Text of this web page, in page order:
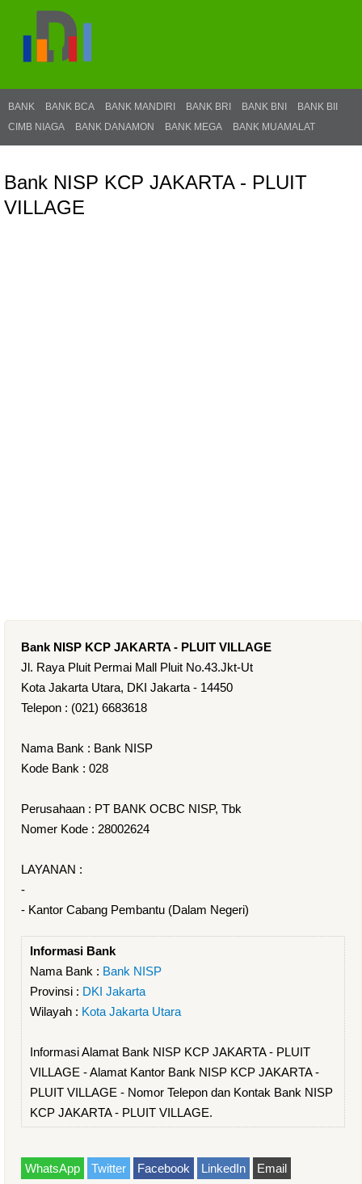
BANK BANK BCA BANK MANDIRI BANK BRI BANK BNI
BANK BII
CIMB NIAGA
BANK DANAMON BANK MEGA BANK MUAMALAT
Bank NISP KCP JAKARTA - PLUIT
VILLAGE
Bank NISP KCP JAKARTA - PLUIT VILLAGE
Jl. Raya Pluit Permai Mall Pluit No.43.Jkt-Ut
Kota Jakarta Utara, DKI Jakarta - 14450
Telepon : (021) 6683618
Nama Bank : Bank NISP
Kode Bank : 028
Perusahaan : PT BANK OCBC NISP, Tbk
Nomer Kode : 28002624
LAYANAN :
-
- Kantor Cabang Pembantu (Dalam Negeri)
Informasi Bank
Nama Bank : Bank NISP
Provinsi : DKI Jakarta
Wilayah : Kota Jakarta Utara
Informasi Alamat Bank NISP KCP JAKARTA - PLUIT
VILLAGE - Alamat Kantor Bank NISP KCP JAKARTA -
PLUIT VILLAGE - Nomor Telepon dan Kontak Bank NISP
KCP JAKARTA - PLUIT VILLAGE.
WhatsApp Twitter Facebook LinkedIn Email